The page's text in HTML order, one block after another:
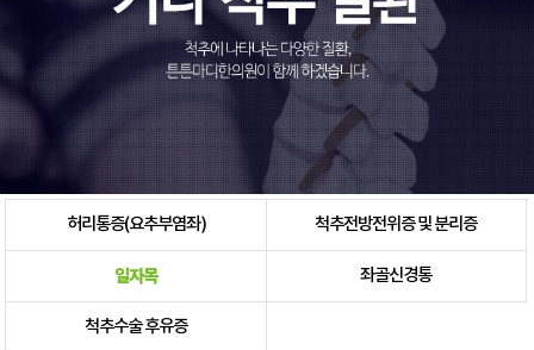
허리통증(요추부염좌) 척추전방전위증 및 분리증
일자목 좌골신경통
척추수술 후유증